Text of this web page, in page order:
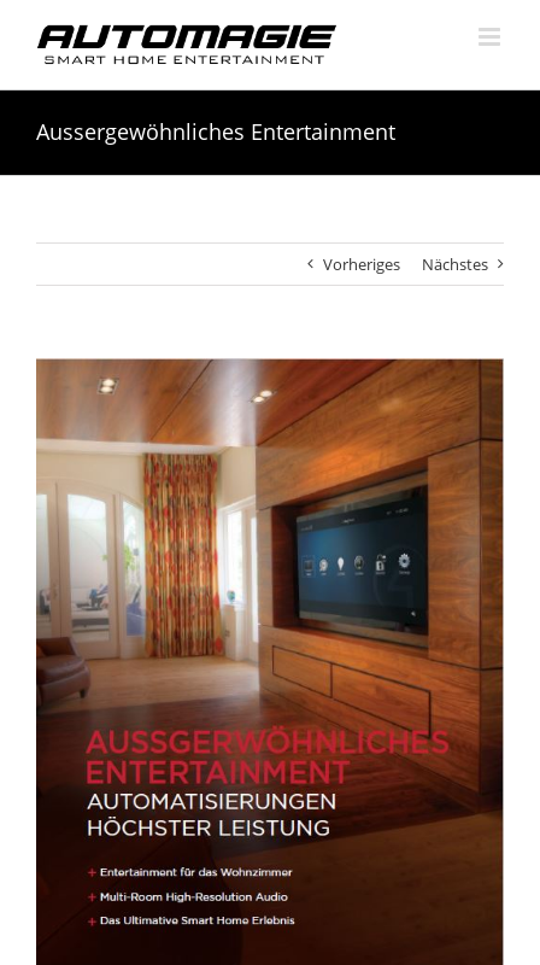
content
Aussergewöhnliches Entertainment
Vorheriges Nächstes